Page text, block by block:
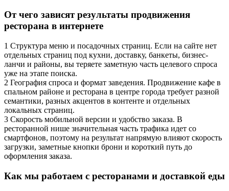
От чего зависят результаты продвижения
ресторана в интернете
1 Структура меню и посадочных страниц. Если на сайте нет
отдельных страниц под кухни, доставку, банкеты, бизнес-
ланчи и районы, вы теряете заметную часть целевого спроса
уже на этапе поиска.
2 География спроса и формат заведения. Продвижение кафе в
спальном районе и ресторана в центре города требует разной
семантики, разных акцентов в контенте и отдельных
локальных страниц.
3 Скорость мобильной версии и удобство заказа. В
ресторанной нише значительная часть трафика идет со
смартфонов, поэтому на результат напрямую влияют скорость
загрузки, заметные кнопки брони и короткий путь до
оформления заказа.
Как мы работаем с ресторанами и доставкой еды